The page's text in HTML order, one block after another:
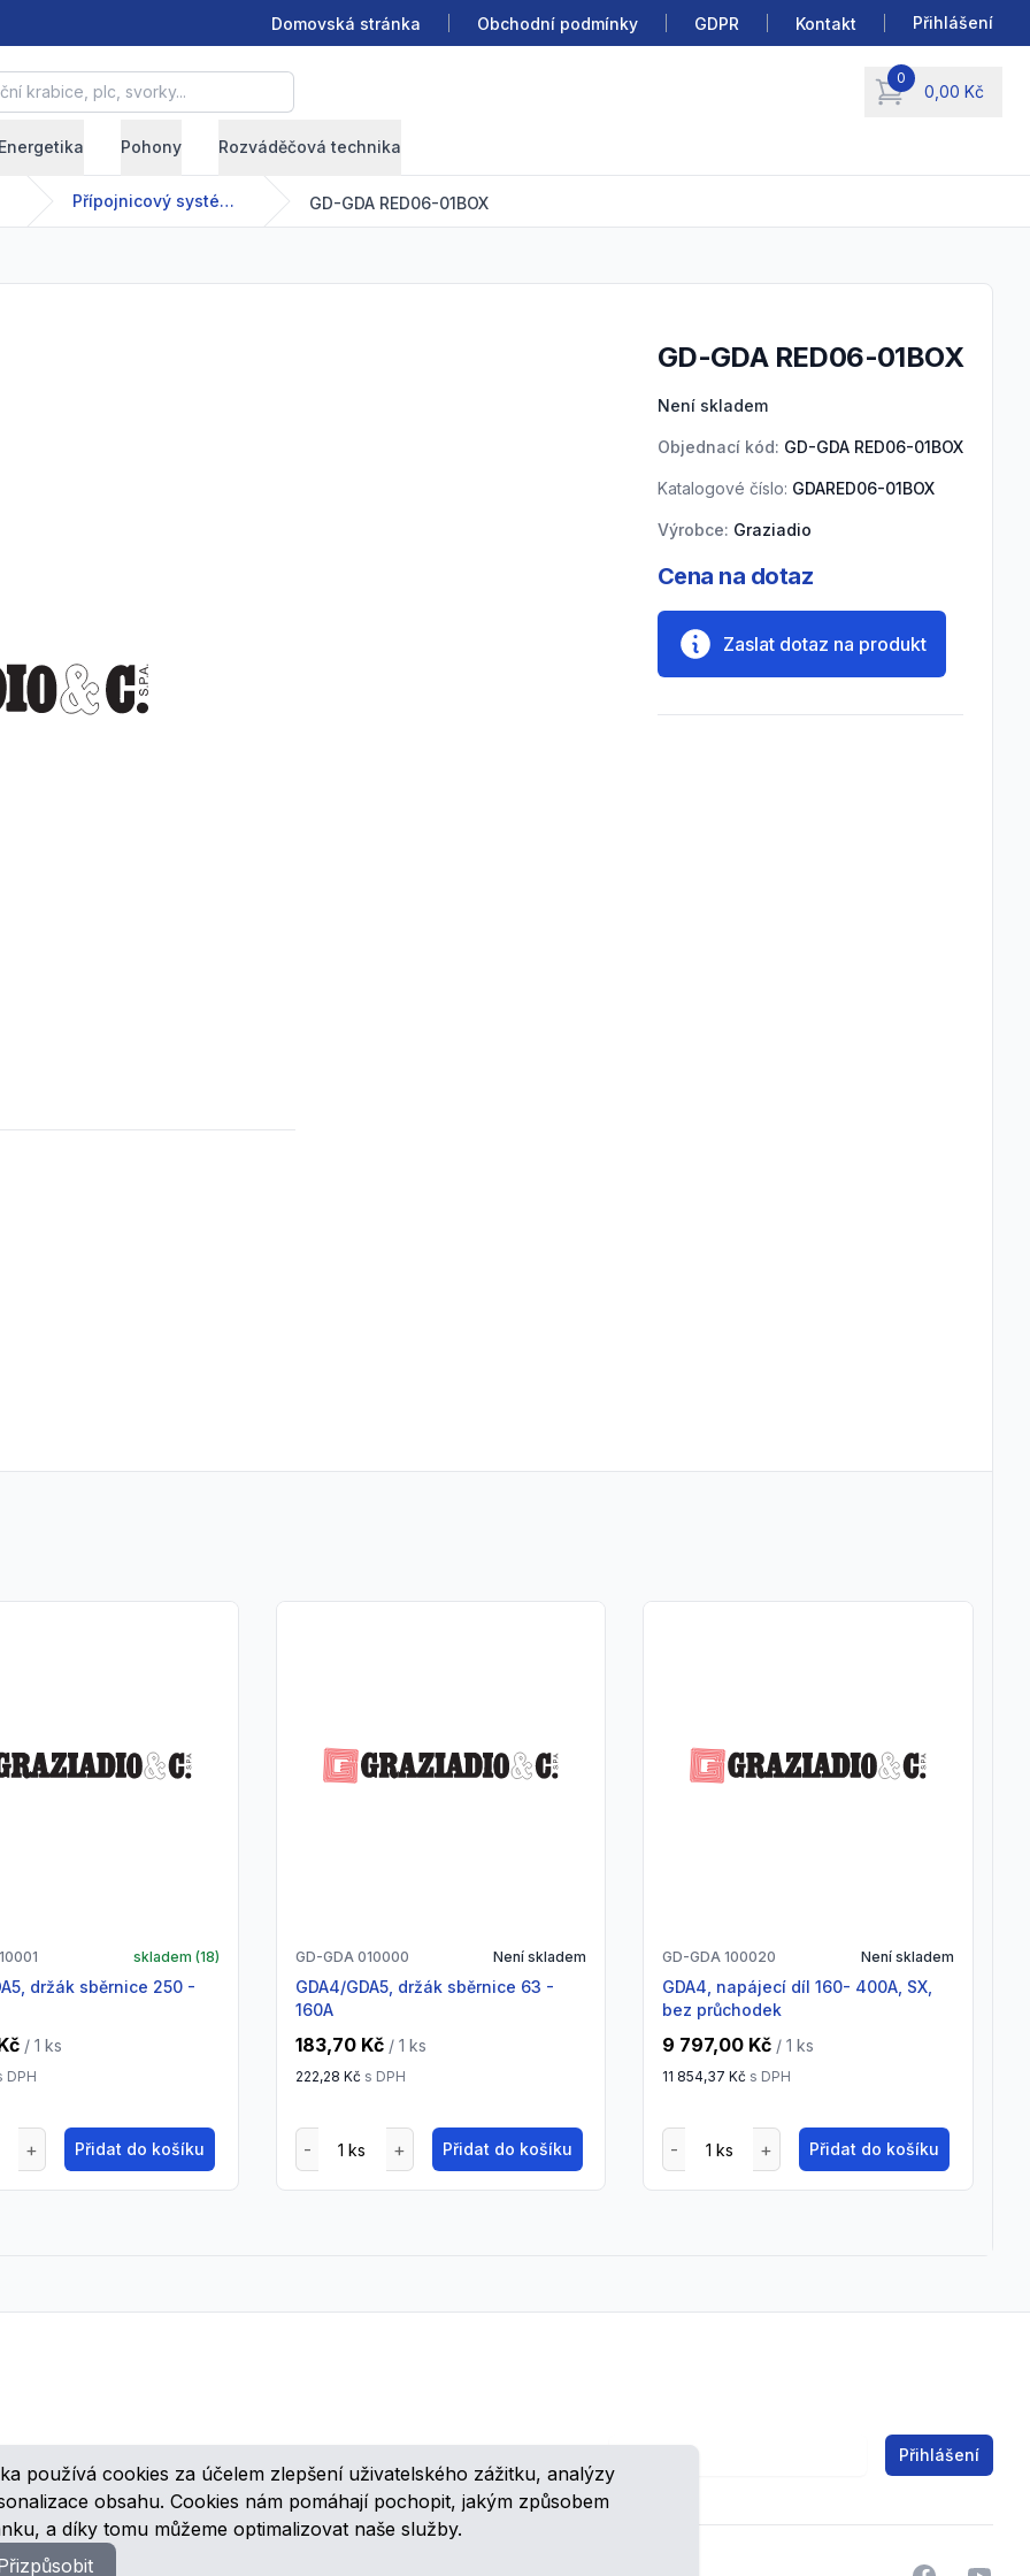
používá cookies za účelem zlepšení uživatelského zážitku, analýzy
obsahu. Cookies nám pomáhají pochopit, jakým způsobem
a díky tomu můžeme optimalizovat naše služby.
Domovská stránka Obchodní podmínky GDPR Kontakt Přihlášení
plc, svorky... 0
0,00 Kč
items in cart, view
Energetika Pohony Rozváděčová technika
Přípojnicový systém - GDA - 63-2500 A GD-GDA RED06-01BOX
GD-GDA RED06-01BOX
Není skladem
Objednací kód: GD-GDA RED06-01BOX
Katalogové číslo: GDARED06-01BOX
Výrobce: Graziadio
Cena na dotaz
Zaslat dotaz na produkt
skladem (18)
/ 1 ks
DPH
Přidat do košíku
GD-GDA 010000 Není skladem
GDA4/GDA5, držák sběrnice 63 -
160A
183,70 Kč / 1 ks
222,28 Kč s DPH
Přidat do košíku
GD-GDA 100020 Není skladem
GDA4, napájecí díl 160- 400A, SX,
bez průchodek
9 797,00 Kč / 1 ks
11 854,37 Kč s DPH
Přidat do košíku
speciálních cenových nabídkách a různých zajímavých akcích.
Email address Přihlášení